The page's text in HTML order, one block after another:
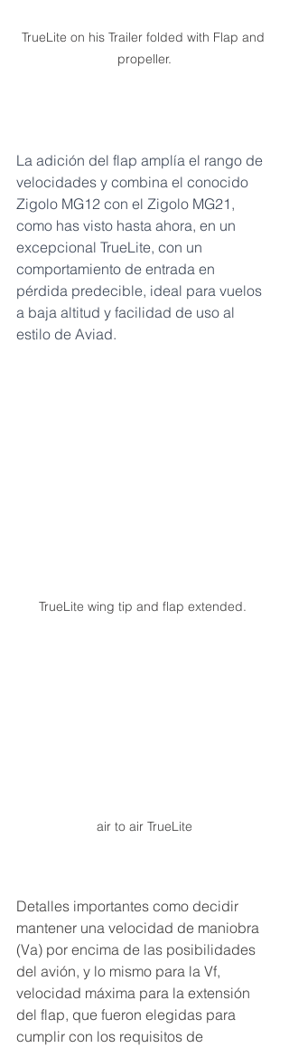
TrueLite on his Trailer folded with Flap and
propeller.
La adición del flap amplía el rango de
velocidades y combina el conocido
Zigolo MG12 con el Zigolo MG21,
como has visto hasta ahora, en un
excepcional TrueLite, con un
comportamiento de entrada en
pérdida predecible, ideal para vuelos
a baja altitud y facilidad de uso al
estilo de Aviad.
TrueLite wing tip and flap extended.
air to air TrueLite
Detalles importantes como decidir
mantener una velocidad de maniobra
(Va) por encima de las posibilidades
del avión, y lo mismo para la Vf,
velocidad máxima para la extensión
del flap, que fueron elegidas para
cumplir con los requisitos de